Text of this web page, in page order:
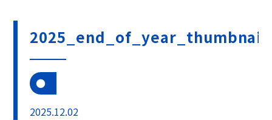
2025_end_of_year_thumbnail
2025.12.02